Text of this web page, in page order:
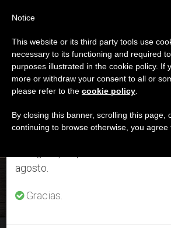
ETIQUETA
Posts Tagged
ÚLTIMAS NOTICIAS
Nuevo caso de coronavirus en el
cuarentena en su domicilio
Aviso importante
Del 27 de julio al 7 de agosto
anual, aprovechando que en el
se generan menos informaciones
agosto.
Gracias.
Notice
This website or its third party tools use
necessary to its functioning and required
purposes illustrated in the cookie policy. If
more or withdraw your consent to all or
please refer to the cookie policy
By closing this banner, scrolling this page,
continuing to browse otherwise, you agree